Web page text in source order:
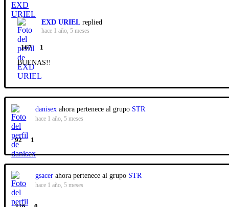
EXD URIEL replied
hace 1 año, 5 meses
167 1
BUENAS!!
danisex ahora pertenece al grupo STR
hace 1 año, 5 meses
92 1
gsacer ahora pertenece al grupo STR
hace 1 año, 5 meses